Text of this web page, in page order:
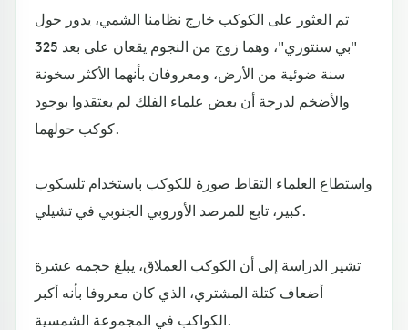
تم العثور على الكوكب خارج نظامنا الشمي، يدور حول
"بي سنتوري"، وهما زوج من النجوم يقعان على بعد 325
سنة ضوئية من الأرض، ومعروفان بأنهما الأكثر سخونة
والأضخم لدرجة أن بعض علماء الفلك لم يعتقدوا بوجود
كوكب حولهما.
واستطاع العلماء التقاط صورة للكوكب باستخدام تلسكوب
كبير، تابع للمرصد الأوروبي الجنوبي في تشيلي.
تشير الدراسة إلى أن الكوكب العملاق، يبلغ حجمه عشرة
أضعاف كتلة المشتري، الذي كان معروفا بأنه أكبر
الكواكب في المجموعة الشمسية.